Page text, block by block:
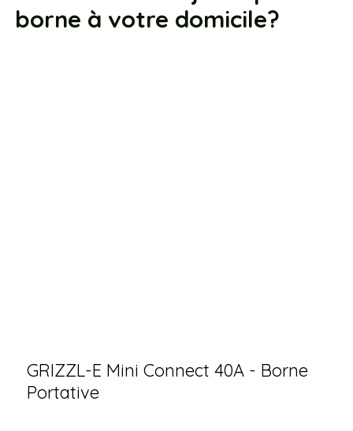
borne à votre domicile?
GRIZZL-E Mini Connect 40A - Borne
Portative